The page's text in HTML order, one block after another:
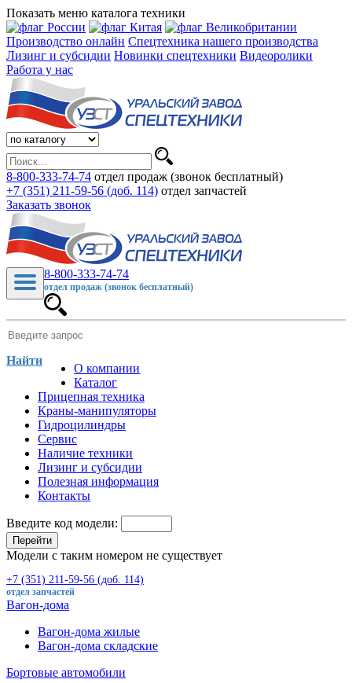
Показать меню каталога техники
Производство онлайн Спецтехника нашего производства
Лизинг и субсидии Новинки спецтехники Видеоролики
Работа у нас
8-800-333-74-74 отдел продаж (звонок бесплатный)
+7 (351) 211-59-56 (доб. 114) отдел запчастей
Заказать звонок
8-800-333-74-74
отдел продаж (звонок бесплатный)
Найти
О компании
Каталог
Прицепная техника
Краны-манипуляторы
Гидроцилиндры
Сервис
Наличие техники
Лизинг и субсидии
Полезная информация
Контакты
Введите код модели:
Перейти
Модели с таким номером не существует
+7 (351) 211-59-56 (доб. 114)
отдел запчастей
Вагон-дома
Вагон-дома жилые
Вагон-дома складские
Бортовые автомобили